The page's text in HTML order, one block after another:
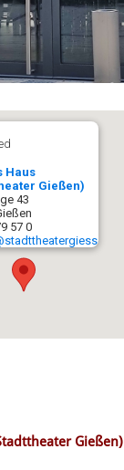
Haus
Gießen)
43
57 0
Gießen)